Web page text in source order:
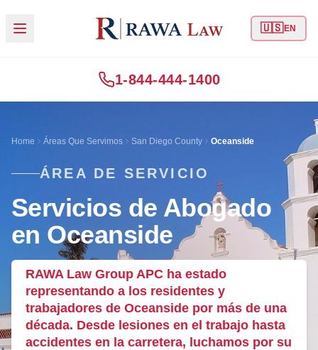
🇺🇸EN
1-844-444-1400
Home Áreas Que Servimos San Diego County Oceanside
ÁREA DE SERVICIO
Servicios de Abogado
en Oceanside
RAWA Law Group APC ha estado
representando a los residentes y
trabajadores de Oceanside por más de una
década. Desde lesiones en el trabajo hasta
accidentes en la carretera, luchamos por su